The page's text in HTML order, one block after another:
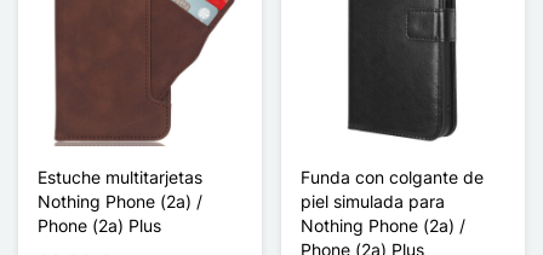
Estuche multitarjetas
Nothing Phone (2a) /
Phone (2a) Plus
Funda con colgante de
piel simulada para
Nothing Phone (2a) /
Phone (2a) Plus